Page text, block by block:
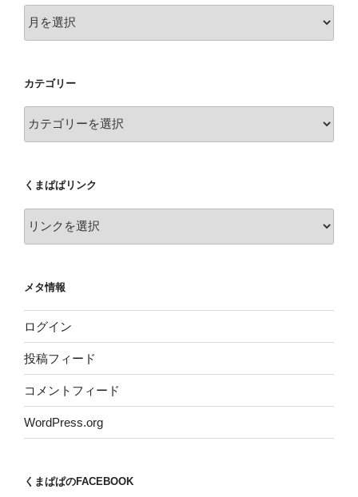
ー
ブ
カテゴリー
テ
ー
くまぱぱリンク
メタ情報
ログイン
投稿フィード
コメントフィード
WordPress.org
くまぱぱのFACEBOOK